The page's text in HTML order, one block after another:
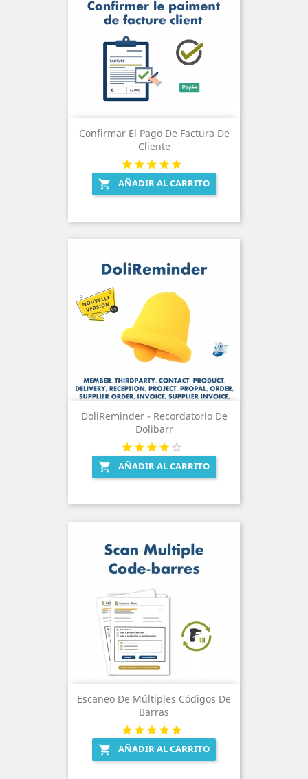
Confirmar El Pago De Factura De
Cliente
 AÑADIR AL CARRITO
DoliReminder - Recordatorio De
Dolibarr
 AÑADIR AL CARRITO
Escaneo De Múltiples Códigos De
Barras
 AÑADIR AL CARRITO